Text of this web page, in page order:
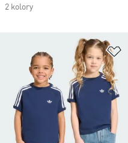
2 kolory